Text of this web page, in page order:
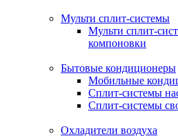
Мульти сплит-системы
Мульти сплит-
компоновки
Бытовые кондиционеры
Мобильные
Сплит-системы
Сплит-системы
Охладители воздуха